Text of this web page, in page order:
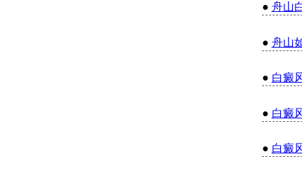
● 舟山
● 舟山
● 白癜
● 白癜
● 白癜